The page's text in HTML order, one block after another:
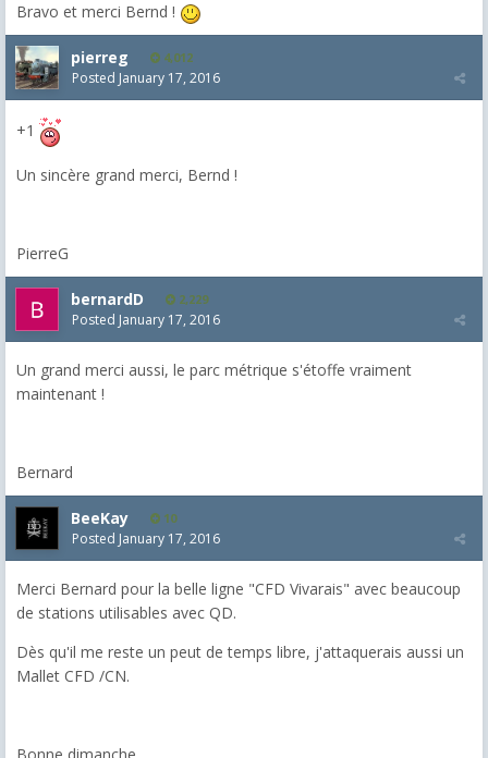
Bravo et merci Bernd !
pierreg 4,012
Posted January 17, 2016
+1
Un sincère grand merci, Bernd !
PierreG
bernardD 2,229
Posted January 17, 2016
Un grand merci aussi, le parc métrique s'étoffe vraiment
maintenant !
Bernard
BeeKay 10
Posted January 17, 2016
Merci Bernard pour la belle ligne "CFD Vivarais" avec beaucoup
de stations utilisables avec QD.
Dès qu'il me reste un peut de temps libre, j'attaquerais aussi un
Mallet CFD /CN.